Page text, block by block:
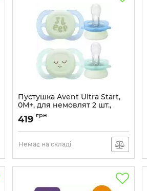
Пустушка Avent Ultra Start,
0М+, для немовлят 2 шт.,
нейтральний дизайн .
Артикул:
419 грн
Немає на складі